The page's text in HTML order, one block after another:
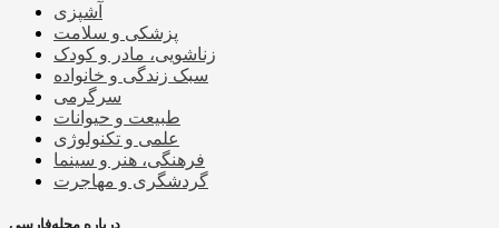
آشپزی
پزشکی و سلامت
زناشویی، مادر و کودک
سبک زندگی و خانواده
سرگرمی
طبیعت و حیوانات
علمی و تکنولوژی
فرهنگی، هنر و سینما
گردشگری و مهاجرت
درباره مجله‌فارسی